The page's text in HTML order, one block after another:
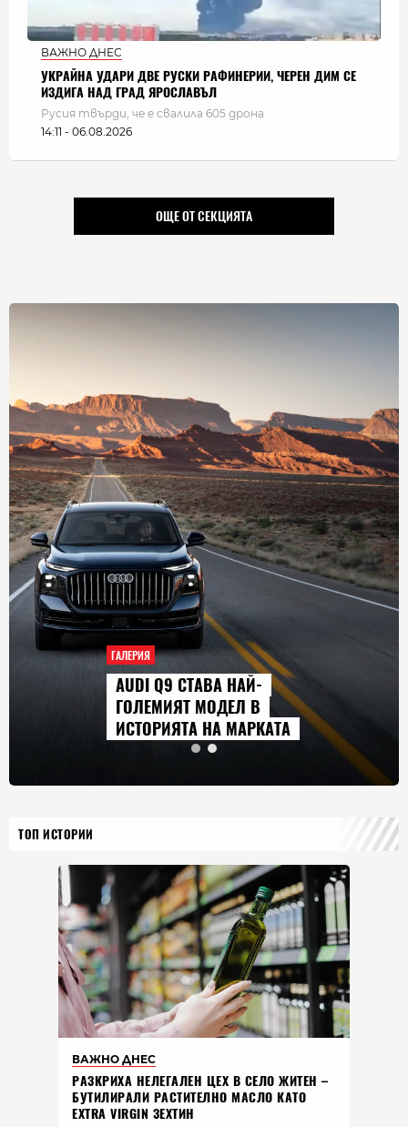
ВАЖНО ДНЕС
УКРАЙНА УДАРИ ДВЕ РУСКИ РАФИНЕРИИ, ЧЕРЕН ДИМ СЕ
ИЗДИГА НАД ГРАД ЯРОСЛАВЪЛ
Русия твърди, че е свалила 605 дрона
14:11 - 06.08.2026
ОЩЕ ОТ СЕКЦИЯТА
ГАЛЕРИЯ
AUDI Q9 СТАВА НАЙ-
ГОЛЕМИЯТ МОДЕЛ В
ИСТОРИЯТА НА МАРКАТА
ТОП ИСТОРИИ
ВАЖНО ДНЕС
РАЗКРИХА НЕЛЕГАЛЕН ЦЕХ В СЕЛО ЖИТЕН –
БУТИЛИРАЛИ РАСТИТЕЛНО МАСЛО КАТО
EXTRA VIRGIN ЗЕХТИН